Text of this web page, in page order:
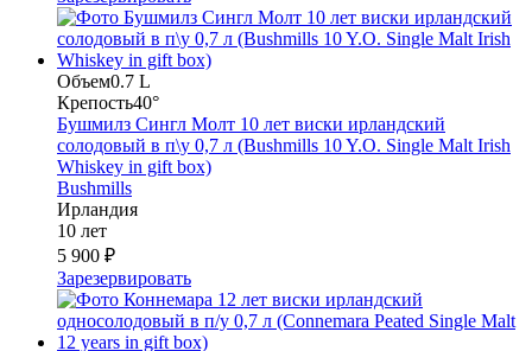
Объем0.7 L
Крепость40°
Бушмилз Сингл Молт 10 лет виски ирландский
солодовый в п\у 0,7 л (Bushmills 10 Y.O. Single Malt Irish
Whiskey in gift box)
Bushmills
Ирландия
10 лет
5 900 ₽
Зарезервировать